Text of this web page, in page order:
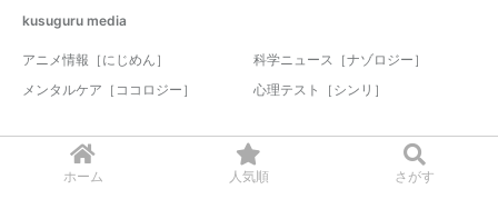
ホーム 人気順 さがす
kusuguru media
アニメ情報［にじめん］
科学ニュース［ナゾロジー］
メンタルケア［ココロジー］
心理テスト［シンリ］
© 2017-2026 nazology. all rights reserved.